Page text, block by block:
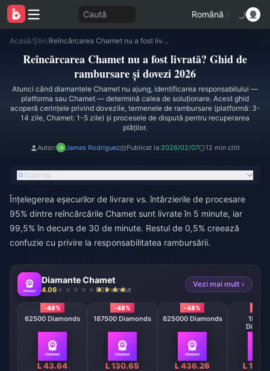
Caută Română /
Acasă/Știri/ Reîncărcarea Chamet nu a fost livrată? Ghid de rambursare și dovezi 2026
Reîncărcarea Chamet nu a fost livrată? Ghid de
rambursare și dovezi 2026
Atunci când diamantele Chamet nu ajung, identificarea responsabilului —
platforma sau Chamet — determină calea de soluționare. Acest ghid
acoperă cerințele privind dovezile, termenele de rambursare (platformă: 3-
14 zile, Chamet: 1-5 zile) și procesele de dispută pentru recuperarea
plăților.
Autor: James Rodriguez Publicat la:2026/02/07 12 min citit
Cuprins
Înțelegerea eșecurilor de livrare vs. întârzierile de procesare
95% dintre reîncărcările Chamet sunt livrate în 5 minute, iar
99,5% în decurs de 30 de minute. Restul de 0,5% creează
confuzie cu privire la responsabilitatea rambursării.
Diamante Chamet
4.06 803 vândut
Vezi mai mult ›
-48%
62500 Diamonds
L 43.64
-48%
187500 Diamonds
L 130.65
-48%
625000 Diamonds
L 436.26 L